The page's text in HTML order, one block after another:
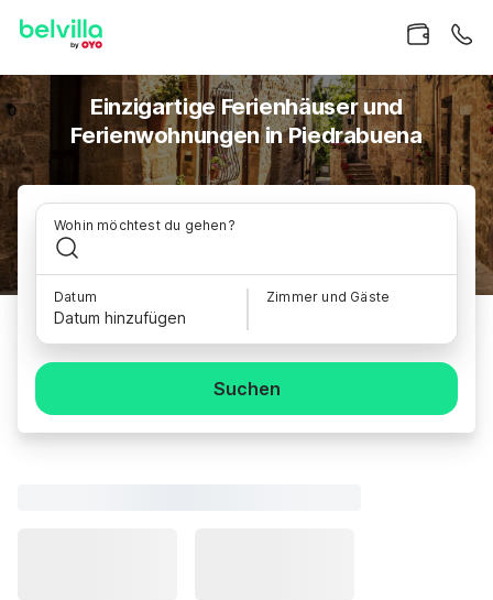
Einzigartige Ferienhäuser und
Ferienwohnungen in Piedrabuena
Wohin möchtest du gehen?
Datum
Datum hinzufügen
Zimmer und Gäste
Suchen